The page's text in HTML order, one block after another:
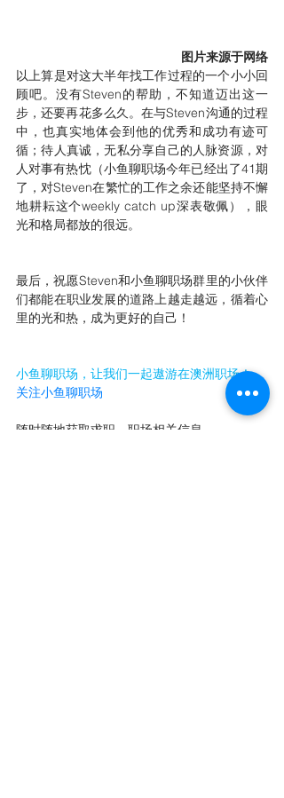
图片来源于网络
以上算是对这大半年找工作过程的一个小小回
顾吧。没有Steven的帮助，不知道迈出这一
步，还要再花多么久。在与Steven沟通的过程
中，也真实地体会到他的优秀和成功有迹可
循；待人真诚，无私分享自己的人脉资源，对
人对事有热忱（小鱼聊职场今年已经出了41期
了，对Steven在繁忙的工作之余还能坚持不懈
地耕耘这个weekly catch up深表敬佩），眼
光和格局都放的很远。
最后，祝愿Steven和小鱼聊职场群里的小伙伴
们都能在职业发展的道路上越走越远，循着心
里的光和热，成为更好的自己！
小鱼聊职场，让我们一起遨游在澳洲职场！
关注小鱼聊职场
随时随地获取求职、职场相关信息。